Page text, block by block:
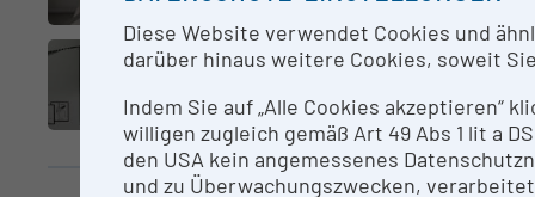
als
es
die
Diese Website verwendet Cookies und
darüber hinaus weitere Cookies, soweit
Indem Sie auf „Alle Cookies akzeptieren“
willigen zugleich gemäß Art 49 Abs 1 lit a
den USA kein angemessenes
und zu Überwachungszwecken,